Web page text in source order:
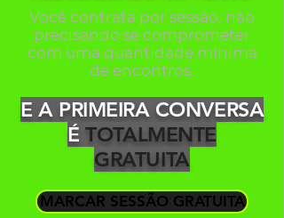
Você contrata por sessão, não
precisando se comprometer
com uma quantidade mínima
de encontros.
E A PRIMEIRA CONVERSA
ÉTOTALMENTE
GRATUITA
MARCAR SESSÃO GRATUITA